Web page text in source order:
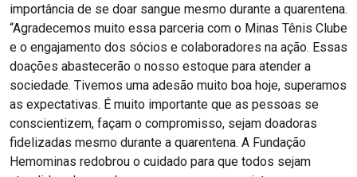
importância de se doar sangue mesmo durante a quarentena.
“Agradecemos muito essa parceria com o Minas Tênis Clube
e o engajamento dos sócios e colaboradores na ação. Essas
doações abastecerão o nosso estoque para atender a
sociedade. Tivemos uma adesão muito boa hoje, superamos
as expectativas. É muito importante que as pessoas se
conscientizem, façam o compromisso, sejam doadoras
fidelizadas mesmo durante a quarentena. A Fundação
Hemominas redobrou o cuidado para que todos sejam